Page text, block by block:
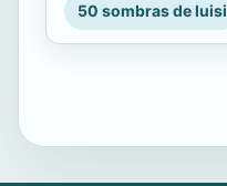
50 sombras de luisi